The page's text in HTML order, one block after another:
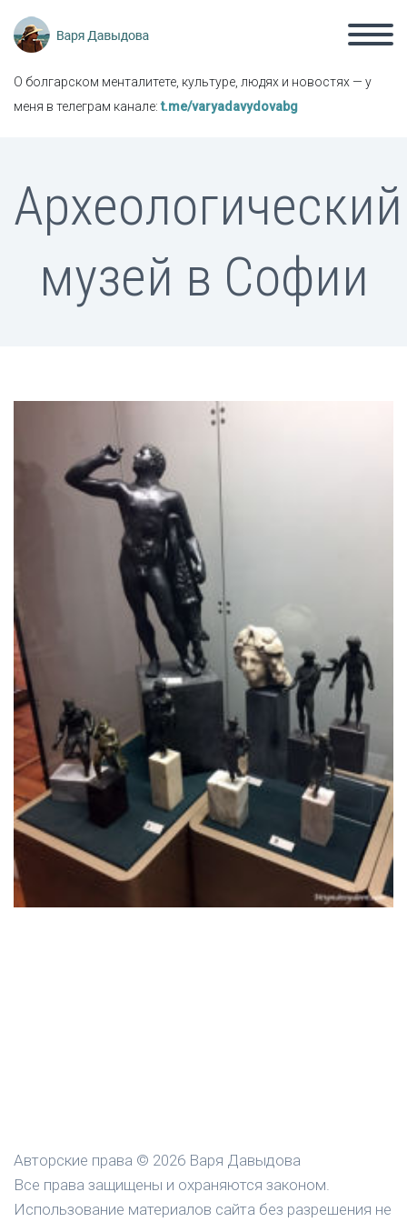
О болгарском менталитете, культуре, людях и новостях — у
меня в телеграм канале:t.me/varyadavydovabg
Археологический
музей в Софии
Авторские права © 2026 Варя Давыдова
Все права защищены и охраняются законом.
Использование материалов сайта без разрешения не